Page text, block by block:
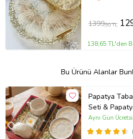
1399,90 TL
138,65 TL'den
Bu Ürünü Alanlar
Papatya
Seti &
Aynı Gün